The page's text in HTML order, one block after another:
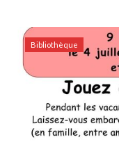
Bibliothèque